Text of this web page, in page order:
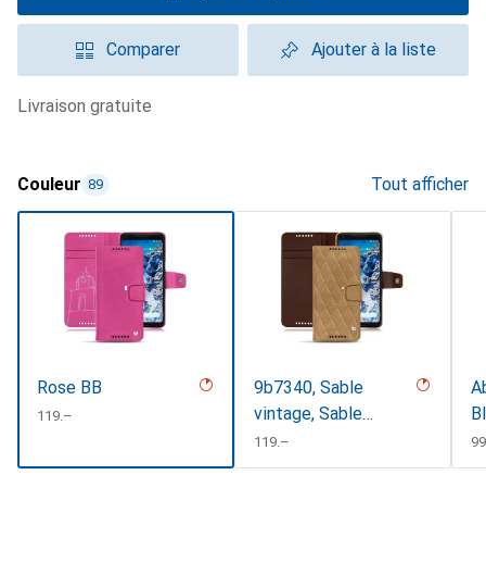
Comparer Ajouter à la liste
livraison gratuite
Couleur 89 Tout afficher
Rose BB
CHF
119.–
9b7340, Sable
vintage, Sable
vintage - Couture
CHF
119.–